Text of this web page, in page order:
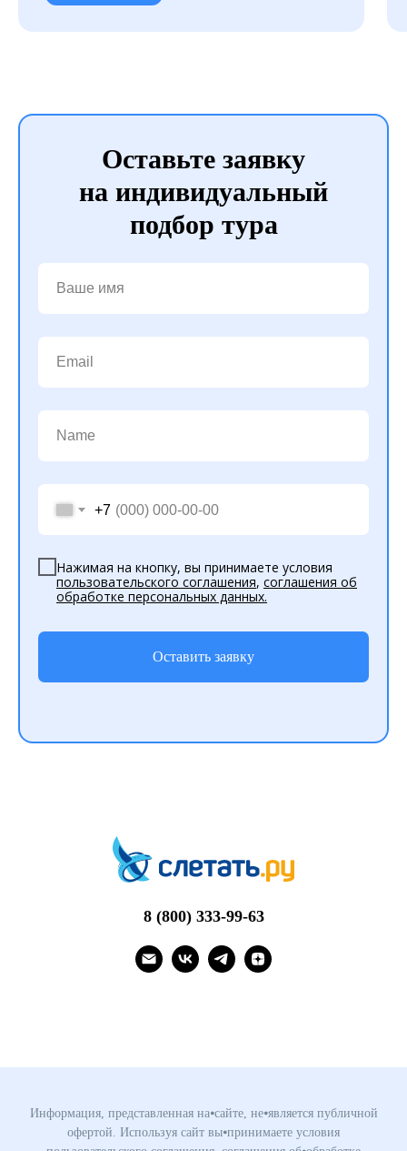
Оставьте заявку
на индивидуальный
подбор тура
+7
Нажимая на кнопку, вы принимаете условия
пользовательского соглашения, соглашения об
обработке персональных данных.
Оставить заявку
8 (800) 333-99-63
Информация, представленная на⦁сайте, не⦁является публичной
офертой. Используя сайт вы⦁принимаете условия